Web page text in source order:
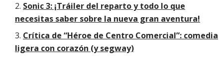
Sonic 3: ¡Tráiler del reparto y todo lo que
necesitas saber sobre la nueva gran aventura!
Crítica de “Héroe de Centro Comercial”: comedia
ligera con corazón (y segway)